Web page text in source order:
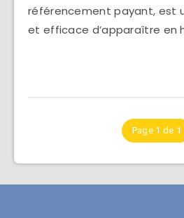
référencement payant, est
et efficace d’apparaître en
Page 1 de 1